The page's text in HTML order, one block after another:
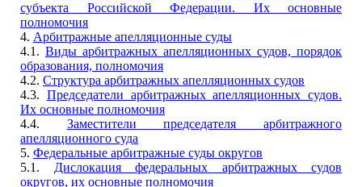
субъекта Российской Федерации. Их основные
полномочия
4. Арбитражные апелляционные суды
4.1. Виды арбитражных апелляционных судов, порядок
образования, полномочия
4.2. Структура арбитражных апелляционных судов
4.3. Председатели арбитражных апелляционных судов.
Их основные полномочия
4.4. Заместители председателя арбитражного
апелляционного суда
5. Федеральные арбитражные суды округов
5.1. Дислокация федеральных арбитражных судов
округов, их основные полномочия